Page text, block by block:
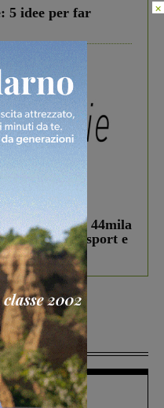
5 idee per far
Cities, oltre 44mila
per lo sport e
×